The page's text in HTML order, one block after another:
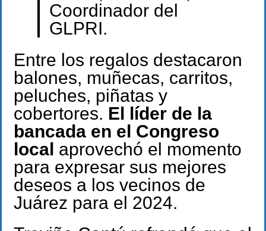
Coordinador del
GLPRI.
Entre los regalos destacaron
balones, muñecas, carritos,
peluches, piñatas y
cobertores. El líder de la
bancada en el Congreso
local aprovechó el momento
para expresar sus mejores
deseos a los vecinos de
Juárez para el 2024.